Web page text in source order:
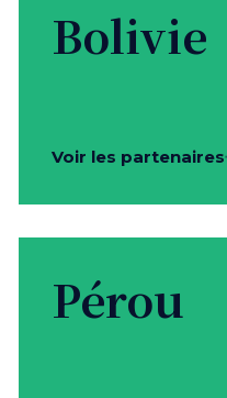
Bolivie
Voir les partenaires
Pérou